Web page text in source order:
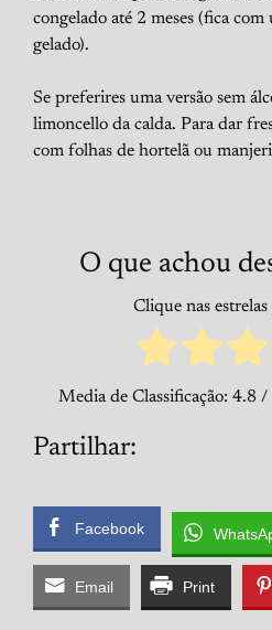
congelado até 2 meses (fica
gelado).
Se preferires uma versão sem
limoncello da calda. Para dar
com folhas de hortelã ou
O que achou
Clique nas
Media de Classificação: 4.8/
Partilhar:
Facebook
Email Print